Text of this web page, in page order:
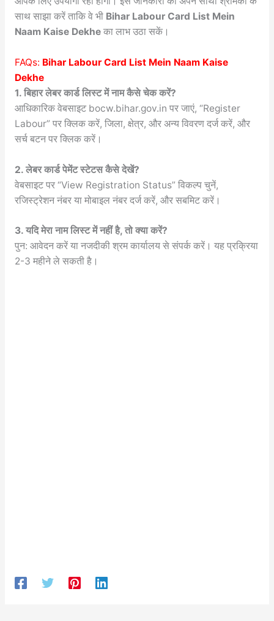
साथ साझा करें ताकि वे भी Bihar Labour Card List Mein
Naam Kaise Dekheका लाभ उठा सकें।
FAQs: Bihar Labour Card List Mein Naam Kaise
Dekhe
1. बिहार लेबर कार्ड लिस्ट में नाम कैसे चेक करें?
आधिकारिक वेबसाइट bocw.bihar.gov.in पर जाएं, “Register
Labour” पर क्लिक करें, जिला, क्षेत्र, और अन्य विवरण दर्ज करें, और
सर्च बटन पर क्लिक करें।
2. लेबर कार्ड पेमेंट स्टेटस कैसे देखें?
वेबसाइट पर “View Registration Status” विकल्प चुनें,
रजिस्ट्रेशन नंबर या मोबाइल नंबर दर्ज करें, और सबमिट करें।
3. यदि मेरा नाम लिस्ट में नहीं है, तो क्या करें?
पुन: आवेदन करें या नजदीकी श्रम कार्यालय से संपर्क करें। यह प्रक्रिया
2-3 महीने ले सकती है।